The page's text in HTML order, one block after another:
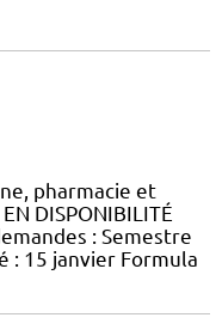
pharmacie et
DISPONIBILITÉ
: Semestre
: 15 janvier Formula